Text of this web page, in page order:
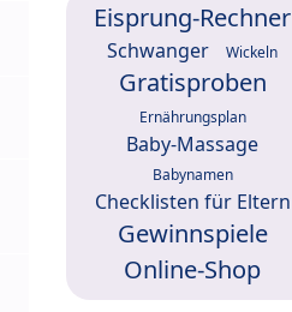
Eisprung-Rechner
Schwanger Wickeln
Gratisproben
Ernährungsplan
Baby-Massage
Babynamen
Checklisten für Eltern
Gewinnspiele
Online-Shop